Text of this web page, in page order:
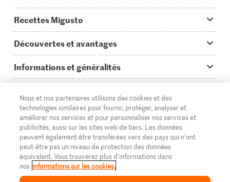
Recettes Migusto
Idées de menus
Plats principaux
Simple & vite prêt
Apéritif
Préparations au four
Enfants & famille
Découvertes et avantages
On en parle...
Tutoriels
Glossaire des ingrédients
Login Migusto
Magazine Migusto
Informations et généralités
Questions concernant Migusto
Cuisiner avec Migusto
Service clientèle & contact
Publicité
Impressum
Supermarché
Migros Online
À propos de Migros
Magasins
© 2026 La Fédération des coopératives Migros
DE FR IT
Nous et nos partenaires utilisons des cookies et des
technologies similaires pour fournir, protéger, analyser et
améliorer nos services et pour personnaliser nos services et
publicités, aussi sur les sites web de tiers. Les données
peuvent également être transférées vers des pays qui n'ont
peut-être pas un niveau de protection des données
équivalent. Vous trouverez plus d'informations dans
nos informations sur les cookies.